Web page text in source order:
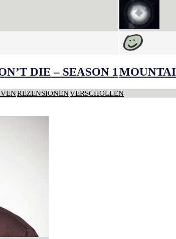
DIE – SEASON 1
REZENSIONENVERSCHOLLEN